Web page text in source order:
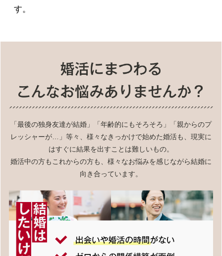
す。
「最後の独身友達が結婚」「年齢的にもそろそろ」「親からのプ
レッシャーが…」等々、様々なきっかけで始めた婚活も、現実に
はすぐに結果を出すことは難しいもの。
婚活中の方もこれからの方も、様々なお悩みを感じながら結婚に
向き合っています。